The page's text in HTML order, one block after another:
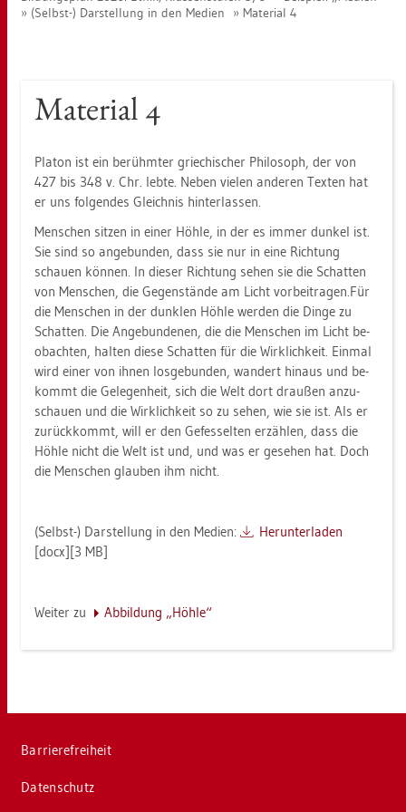
(Selbst-) Dar­stel­lung in den Me­di­en
Ma­te­ri­al 4
Ma­te­ri­al 4
Pla­ton ist ein be­rühm­ter grie­chi­scher Phi­lo­soph, der von
427 bis 348 v. Chr. lebte. Neben vie­len an­de­ren Tex­ten hat
er uns fol­gen­des Gleich­nis hin­ter­las­sen.
Men­schen sit­zen in einer Höhle, in der es immer dun­kel ist.
Sie sind so an­ge­bun­den, dass sie nur in eine Rich­tung
schau­en kön­nen. In die­ser Rich­tung sehen sie die Schat­ten
von Men­schen, die Ge­gen­stän­de am Licht vor­bei­tra­gen.Für
die Men­schen in der dunk­len Höhle wer­den die Dinge zu
Schat­ten. Die An­ge­bun­de­nen, die die Men­schen im Licht be­
ob­ach­ten, hal­ten diese Schat­ten für die Wirk­lich­keit. Ein­mal
wird einer von ihnen los­ge­bun­den, wan­dert hin­aus und be­
kommt die Ge­le­gen­heit, sich die Welt dort drau­ßen an­zu­
schau­en und die Wirk­lich­keit so zu sehen, wie sie ist. Als er
zu­rück­kommt, will er den Ge­fes­sel­ten er­zäh­len, dass die
Höhle nicht die Welt ist und, und was er ge­se­hen hat. Doch
die Men­schen glau­ben ihm nicht.
(Selbst-) Dar­stel­lung in den Me­di­en:
Her­un­ter­la­den
[docx][3 MB]
Wei­ter zu Ab­bil­dung „Höhle“
Bar­rie­re­frei­heit
Da­ten­schutz